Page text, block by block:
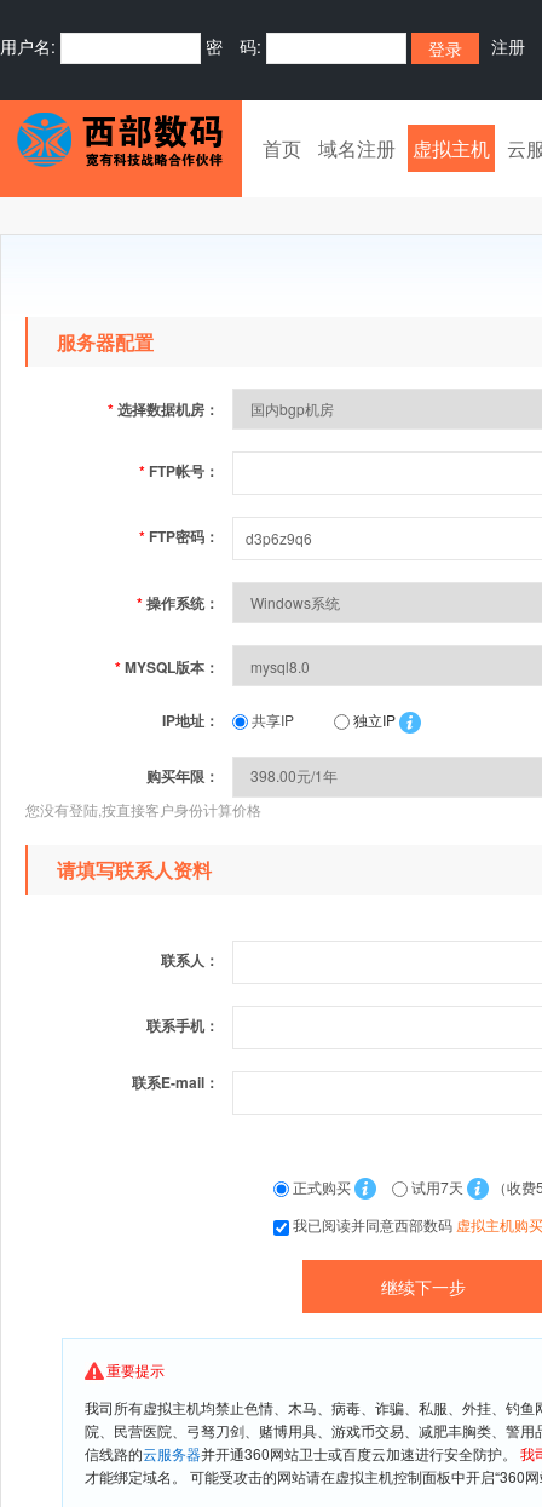
用户名: 密 码: 注册
首页 域名注册 虚拟主机 云
服务器配置
*选择数据机房：
* FTP帐号：
* FTP密码：
*操作系统：
*MYSQL版本：
IP地址： 共享IP 独立IP
购买年限：
您没有登陆,按直接客户身份计算价格
请填写联系人资料
联系人：
联系手机：
联系E-mail：
正式购买 试用7天
（收费
我已阅读并同意西部数码 虚拟主机购
重要提示
我司所有虚拟主机均禁止色情、木马、病毒、诈骗、私服、外挂、钓
院、民营医院、弓驽刀剑、赌博用具、游戏币交易、减肥丰胸类、警
信线路的云服务器并开通360网站卫士或百度云加速进行安全防护。 我
才能绑定域名。 可能受攻击的网站请在虚拟主机控制面板中开启“360